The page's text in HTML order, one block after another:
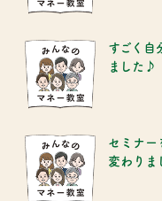
すごく自
ました♪
セミナー
変わりま